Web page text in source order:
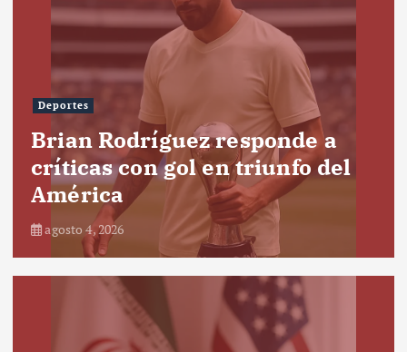
Deportes
Brian Rodríguez responde a
críticas con gol en triunfo del
América
agosto 4, 2026